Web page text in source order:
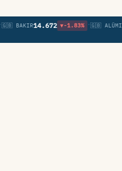
14.672 ▼-1.83% •🇬🇧 ALÜMINYUM